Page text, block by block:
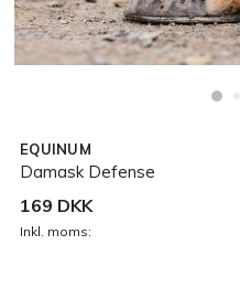
EQUINUM
Damask Defense
169 DKK
Inkl. moms: